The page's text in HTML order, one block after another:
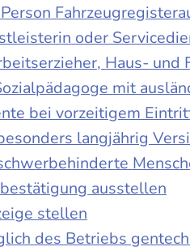
oder
Haus- und
mit
bei vorzeitigem
langjährig
ausstellen
stellen
des Betriebs